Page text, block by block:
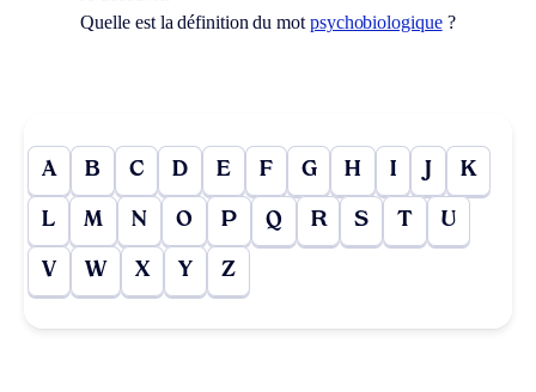
Quelle est la définition du mot psychobiologique?
A B C D E F G H I J K
L M N O P Q R S T U
V W X Y Z